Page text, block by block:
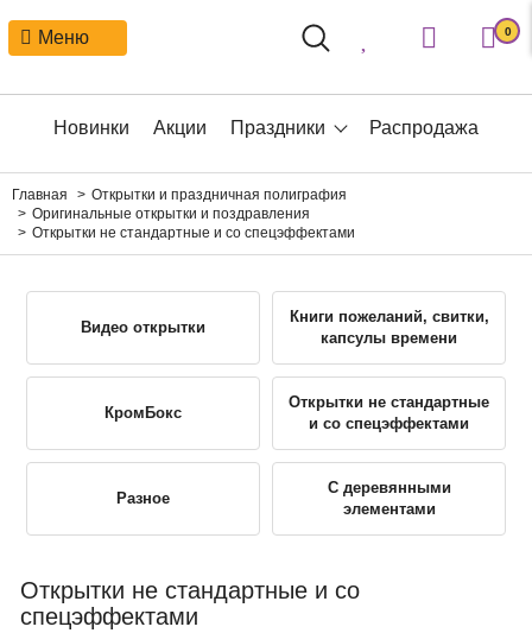
Меню 0
Новинки Акции Праздники Распродажа
Главная
Открытки и праздничная полиграфия
Оригинальные открытки и поздравления
Открытки не стандартные и со спецэффектами
Видео открытки
Книги пожеланий, свитки,
капсулы времени
КромБокс
Открытки не стандартные
и со спецэффектами
Разное
С деревянными
элементами
Открытки не стандартные и со
спецэффектами